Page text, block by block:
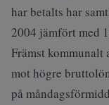
har betalts har
2004 jämfört med
Främst kommunalt
mot högre
på